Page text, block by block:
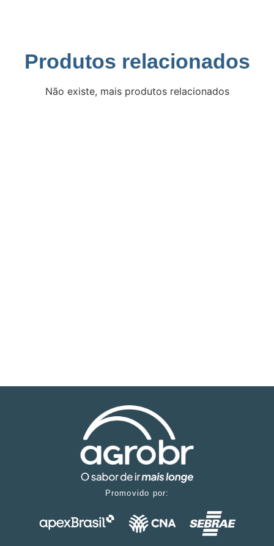
Produtos relacionados
Não existe, mais produtos relacionados
Promovido por: